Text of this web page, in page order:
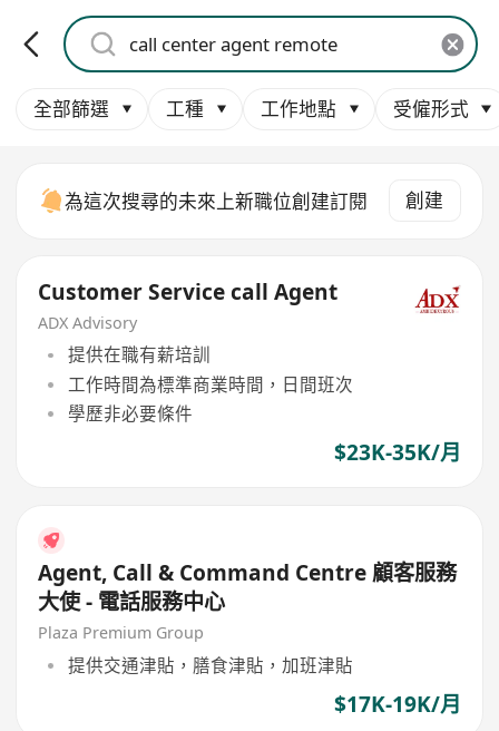
全部篩選 工種 工作地點 受僱形式
為這次搜尋的未來上新職位創建訂閱 創建
Customer Service call Agent
ADX Advisory
提供在職有薪培訓
工作時間為標準商業時間，日間班次
學歷非必要條件
$23K-35K/月
Agent, Call & Command Centre 顧客服務
大使 - 電話服務中心
Plaza Premium Group
提供交通津貼，膳食津貼，加班津貼
$17K-19K/月